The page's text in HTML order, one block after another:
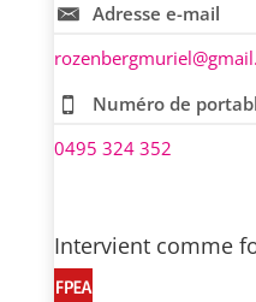
Adresse e-mail
Numéro de
0495 324 352
Intervient comme